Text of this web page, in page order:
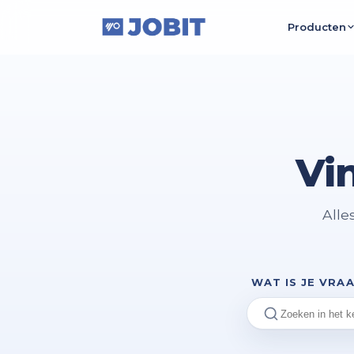
Producten
AI
Slimme
WAT IS JE